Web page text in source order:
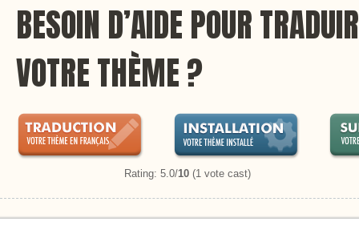
BESOIN D’AIDE POUR
VOTRE THÈME ?
Rating: 5.0/10 (1 vote cast)